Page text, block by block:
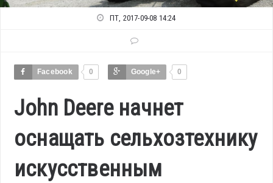
ПТ, 2017-09-08 14:24
Facebook 0 Google+ 0
John Deere начнет
оснащать сельхозтехнику
искусственным